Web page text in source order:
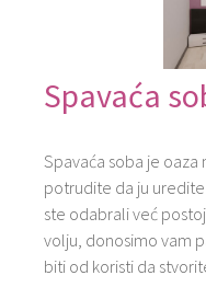
Spavaća
Spavaća soba je oaza
potrudite da ju
ste odabrali već
volju, donosimo vam
biti od koristi da